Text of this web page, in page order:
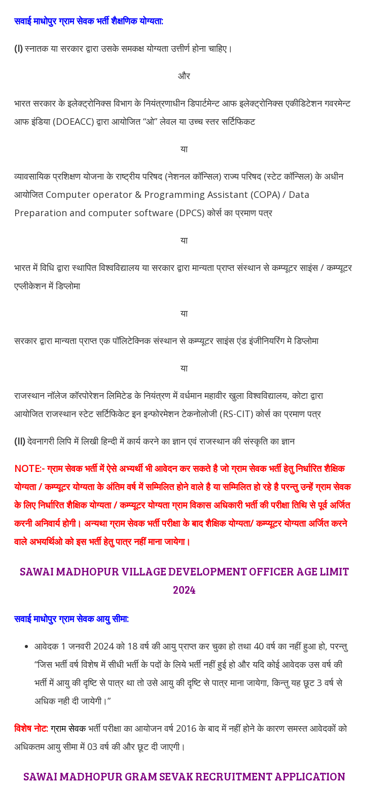
सवाई माधोपुरग्राम सेवक भर्ती शैक्षणिक योग्यता:
(I)स्नातक या सरकार द्वारा उसके समकक्ष योग्यता उत्तीर्ण होना चाहिए।
और
भारत सरकार के इलेक्ट्रोनिक्स विभाग के नियंत्रणाधीन डिपार्टमेन्ट आफ इलेक्ट्रोनिक्स एकीडिटेशन गवरमेन्ट
आफ इंडिया (DOEACC) द्वारा आयोजित “ओ” लेवल या उच्च स्तर सर्टिफिकट
या
व्यावसायिक प्रशिक्षण योजना के राष्ट्रीय परिषद (नेशनल कॉन्सिल) राज्य परिषद (स्टेट कॉन्सिल) के अधीन
आयोजित Computer operator & Programming Assistant (COPA) / Data
Preparation and computer software (DPCS) कोर्स का प्रमाण पत्र
या
भारत में विधि द्वारा स्थापित विश्वविद्यालय या सरकार द्वारा मान्यता प्राप्त संस्थान से कम्प्यूटर साइंस / कम्प्यूटर
एप्लीकेशन में डिप्लोमा
या
सरकार द्वारा मान्यता प्राप्त एक पॉलिटेक्निक संस्थान से कम्प्यूटर साइंस एंड इंजीनियरिंग मे डिप्लोमा
या
राजस्थान नॉलेज कॉरपोरेशन लिमिटेड के नियंत्रण में वर्धमान महावीर खुला विश्वविद्यालय, कोटा द्वारा
आयोजित राजस्थान स्टेट सर्टिफिकेट इन इन्फोरमेशन टेकनोलोजी (RS-CIT) कोर्स का प्रमाण पत्र
(II)देवनागरी लिपि में लिखी हिन्दी में कार्य करने का ज्ञान एवं राजस्थान की संस्कृति का ज्ञान
NOTE:-ग्राम सेवक भर्ती में ऐसे अभ्यर्थी भी आवेदन कर सकते है जो ग्राम सेवक भर्ती हेतु निर्धारित शैक्षिक
योग्यता / कम्प्यूटर योग्यता के अंतिम वर्ष में सम्मिलित होने वाले है या सम्मिलित हो रहे है परन्तु उन्हें ग्राम सेवक
के लिए निर्धारित शैक्षिक योग्यता / कम्प्यूटर योग्यता ग्राम विकास अधिकारी भर्ती की परीक्षा तिथि से पूर्व अर्जित
करनी अनिवार्य होगी। अन्यथा ग्राम सेवक भर्ती परीक्षा के बाद शैक्षिक योग्यता/ कम्प्यूटर योग्यता अर्जित करने
वाले अभयर्थिओ को इस भर्ती हेतु पात्र नहीं माना जायेगा।
SAWAI MADHOPUR VILLAGE DEVELOPMENT OFFICER AGE LIMIT
2024
सवाई माधोपुरग्राम सेवक आयु सीमा:
आवेदक 1 जनवरी 2024 को 18 वर्ष की आयु प्राप्त कर चुका हो तथा 40 वर्ष का नहीं हुआ हो, परन्तु
“जिस भर्ती वर्ष विशेष में सीधी भर्ती के पदों के लिये भर्ती नहीं हुई हो और यदि कोई आवेदक उस वर्ष की
भर्ती में आयु की दृष्टि से पात्र था तो उसे आयु की दृष्टि से पात्र माना जायेगा, किन्तु यह छूट 3 वर्ष से
अधिक नही दी जायेगी।”
विशेष नोट: ग्राम सेवकभर्ती परीक्षा का आयोजन वर्ष 2016 के बाद में नहीं होने के कारण समस्त आवेदकों को
अधिकतम आयु सीमा में 03 वर्ष की और छूट दी जाएगी।
SAWAI MADHOPUR GRAM SEVAK RECRUITMENT APPLICATION